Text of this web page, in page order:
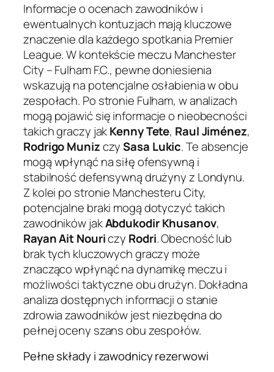
Informacje o ocenach zawodników i
ewentualnych kontuzjach mają kluczowe
znaczenie dla każdego spotkania Premier
League. W kontekście meczu Manchester
City – Fulham F.C., pewne doniesienia
wskazują na potencjalne osłabienia w obu
zespołach. Po stronie Fulham, w analizach
mogą pojawić się informacje o nieobecności
takich graczy jakKenny Tete, Raul Jiménez,
Rodrigo MunizczySasa Lukic. Te absencje
mogą wpłynąć na siłę ofensywną i
stabilność defensywną drużyny z Londynu.
Z kolei po stronie Manchesteru City,
potencjalne braki mogą dotyczyć takich
zawodników jakAbdukodir Khusanov,
Rayan Ait Nouriczy Rodri. Obecność lub
brak tych kluczowych graczy może
znacząco wpłynąć na dynamikę meczu i
możliwości taktyczne obu drużyn. Dokładna
analiza dostępnych informacji o stanie
zdrowia zawodników jest niezbędna do
pełnej oceny szans obu zespołów.
Pełne składy i zawodnicy rezerwowi